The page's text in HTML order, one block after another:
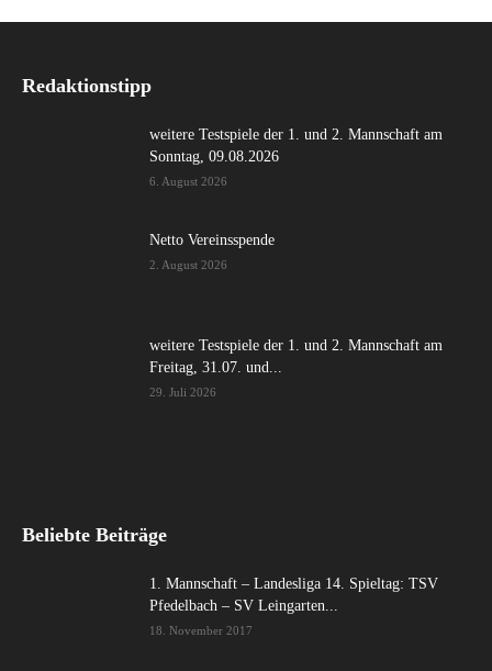
Redaktionstipp
weitere Testspiele der 1. und 2. Mannschaft am
Sonntag, 09.08.2026
6. August 2026
Netto Vereinsspende
2. August 2026
weitere Testspiele der 1. und 2. Mannschaft am
Freitag, 31.07. und...
29. Juli 2026
Beliebte Beiträge
1. Mannschaft – Landesliga 14. Spieltag: TSV
Pfedelbach – SV Leingarten...
18. November 2017